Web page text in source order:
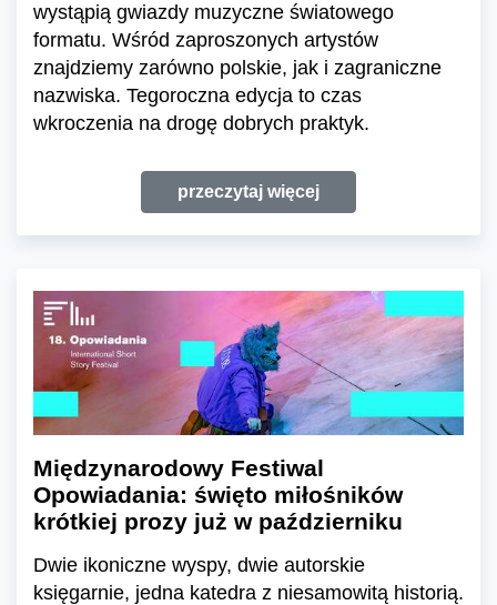
wystąpią gwiazdy muzyczne światowego
formatu. Wśród zaproszonych artystów
znajdziemy zarówno polskie, jak i zagraniczne
nazwiska. Tegoroczna edycja to czas
wkroczenia na drogę dobrych praktyk.
przeczytaj więcej
Międzynarodowy Festiwal
Opowiadania: święto miłośników
krótkiej prozy już w październiku
Dwie ikoniczne wyspy, dwie autorskie
księgarnie, jedna katedra z niesamowitą historią.